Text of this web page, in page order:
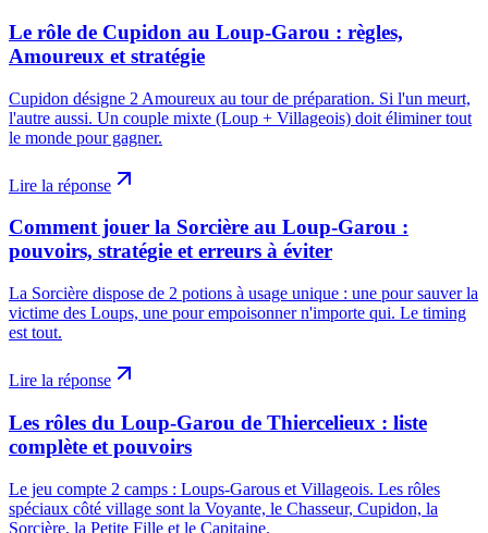
Le rôle de Cupidon au Loup-Garou : règles,
Amoureux et stratégie
Cupidon désigne 2 Amoureux au tour de préparation. Si l'un meurt,
l'autre aussi. Un couple mixte (Loup + Villageois) doit éliminer tout
le monde pour gagner.
Lire la réponse
Comment jouer la Sorcière au Loup-Garou :
pouvoirs, stratégie et erreurs à éviter
La Sorcière dispose de 2 potions à usage unique : une pour sauver la
victime des Loups, une pour empoisonner n'importe qui. Le timing
est tout.
Lire la réponse
Les rôles du Loup-Garou de Thiercelieux : liste
complète et pouvoirs
Le jeu compte 2 camps : Loups-Garous et Villageois. Les rôles
spéciaux côté village sont la Voyante, le Chasseur, Cupidon, la
Sorcière, la Petite Fille et le Capitaine.